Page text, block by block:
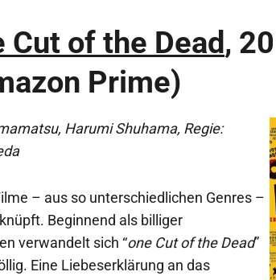
Cut of the Dead,
Prime)
Harumi Shuhama, Regie:
– aus so unterschiedlichen Genres –
Beginnend als billiger
verwandelt sich “one Cut of the Dead”
Eine Liebeserklärung an das